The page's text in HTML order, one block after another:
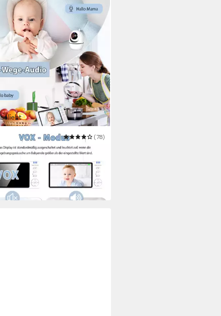
720P mit Kamera 5 Zoll
(78)
€ UVP 117,00 €
Werktagen bei dir